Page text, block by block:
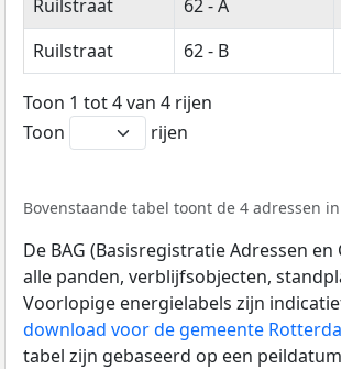
Ruilstraat
62 - A
Ruilstraat
62 - B
Toon 1 tot 4 van 4 rijen
Toon
rijen
Bovenstaande tabel toont de 4 adressen
De BAG (Basisregistratie Adressen
alle panden, verblijfsobjecten,
Voorlopige energielabels zijn
download voor de gemeente
tabel zijn gebaseerd op een